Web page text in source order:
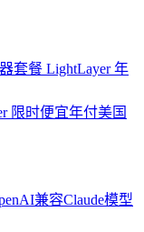
套餐 LightLayer 年
限时便宜年付美国
兼容Claude模型